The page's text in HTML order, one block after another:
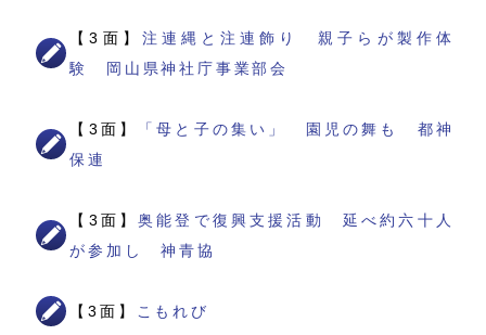
【3面】 注連縄と注連飾り 親子らが製作体
験 岡山県神社庁事業部会
【3面】
「母と子の集い」 園児の舞も 都神
保連
【3面】奥能登で復興支援活動 延べ約六十人
が参加し 神青協
【3面】 こもれび